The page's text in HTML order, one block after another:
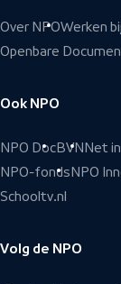
Over NPOWerken
Openbare
Ook NPO
NPO DocBVN Net
NPO-fonds NPO
Schooltv.nl
Volg de NPO